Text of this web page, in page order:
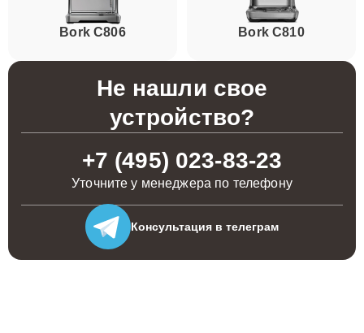
Bork C806 Bork C810
Не нашли свое
устройство?
+7 (495) 023-83-23
Уточните у менеджера по телефону
Консультация в телеграм